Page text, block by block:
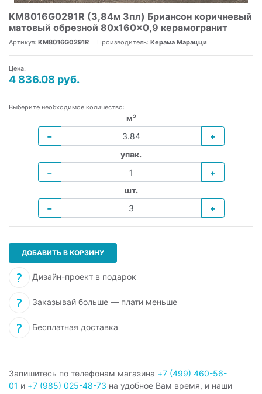
KM8016G0291R (3,84м 3пл) Бриансон коричневый
матовый обрезной 80x160x0,9 керамогранит
Артикул: KM8016G0291R Производитель: Керама Марацци
Цена:
4 836.08 руб.
Выберите необходимое количество:
м²
−
+
упак.
−
+
шт.
−
+
ДОБАВИТЬ В КОРЗИНУ
Дизайн-проект в подарок
Заказывай больше — плати меньше
Бесплатная доставка
Запишитесь по телефонам магазина +7 (499) 460-56-
01 и +7 (985) 025-48-73 на удобное Вам время, и наши